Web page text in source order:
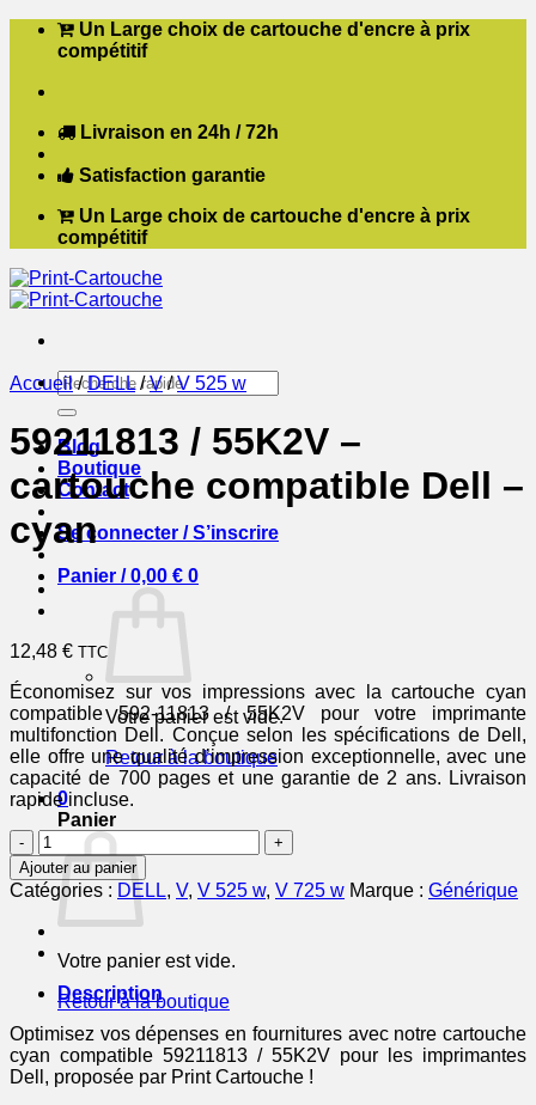
Passer Un Large choix de cartouche d'encre à prix
compétitif
Livraison en 24h / 72h
Satisfaction garantie
Un Large choix de cartouche d'encre à prix
compétitif
Recherche
pour :
Blog
Boutique
Contact
Se connecter / S’inscrire
Panier /0,00 € 0
Votre panier est vide.
Retour à la boutique
0
Panier
Votre panier est vide.
Retour à la boutique
Accueil / DELL / V / V 525 w
59211813 / 55K2V –
cartouche compatible Dell –
cyan
12,48 € TTC
Économisez sur vos impressions avec la cartouche cyan
compatible 592-11813 / 55K2V pour votre imprimante
multifonction Dell. Conçue selon les spécifications de Dell,
elle offre une qualité d’impression exceptionnelle, avec une
capacité de 700 pages et une garantie de 2 ans. Livraison
rapide incluse.
quantité
de
59211813
/
55K2V
-
cartouche
compatible
Dell
-
cyan
Ajouter au panier
Catégories : DELL, V, V 525 w, V 725 w Marque : Générique
Description
Optimisez vos dépenses en fournitures avec notre cartouche
cyan compatible 59211813 / 55K2V pour les imprimantes
Dell, proposée par Print Cartouche !